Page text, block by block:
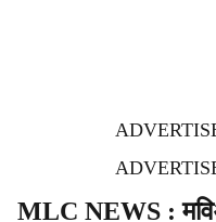
MLC NEWS :